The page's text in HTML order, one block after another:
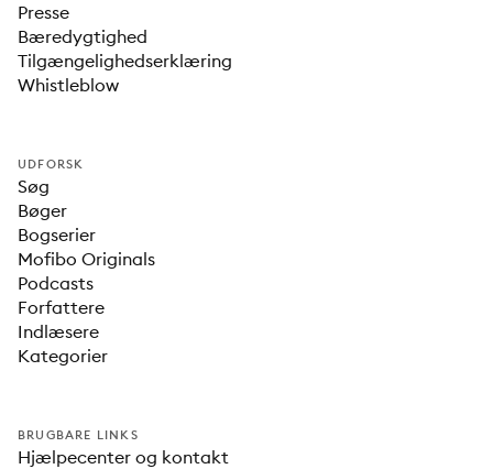
Presse
Bæredygtighed
Tilgængelighedserklæring
Whistleblow
UDFORSK
Søg
Bøger
Bogserier
Mofibo Originals
Podcasts
Forfattere
Indlæsere
Kategorier
BRUGBARE LINKS
Hjælpecenter og kontakt